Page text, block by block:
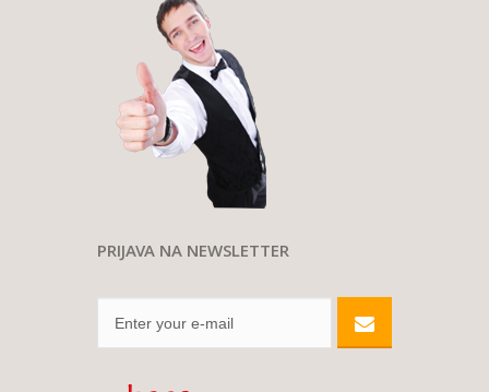
PRIJAVA NA NEWSLETTER